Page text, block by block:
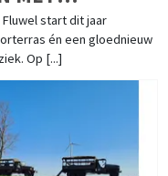
EN LAND
start dit jaar
én een gloednieuw
Op [...]